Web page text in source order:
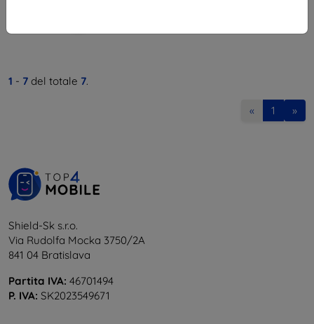
1 - 7 del totale 7.
« 1 »
Shield-Sk s.r.o.
Via Rudolfa Mocka 3750/2A
841 04 Bratislava
Partita IVA: 46701494
P. IVA: SK2023549671